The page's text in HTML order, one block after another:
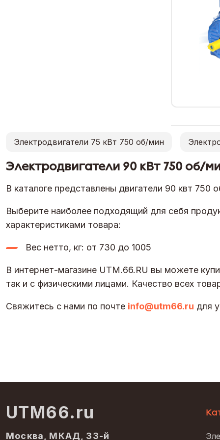
Электродвигатели 75 кВт 750 об/мин
Электродвигатели 90 кВт 750 об/
В каталоге представлены двигатели 90 квт 750
Выберите наиболее подходящий для себя
характеристиками товара:
Вес нетто, кг: от 730 до 1005
В интернет-магазине UTM.66.RU вы можете
так и с физическими лицами. Качество всех
Свяжитесь с нами по почте info@utm66.ru для
UTM66.ru
Москва, МКАД, 33-й